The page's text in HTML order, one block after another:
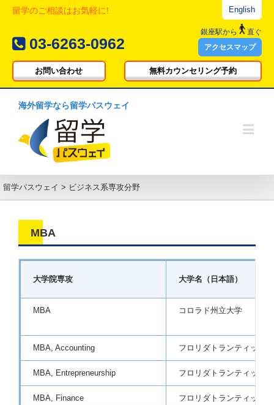
留学のご相談はお気軽に!
03-6263-0962
English
銀座駅から
直ぐ
アクセスマップ
お問い合わせ 無料カウンセリング予約
海外留学なら留学パスウェイ
留学パスウェイ > ビジネス系専攻分野
MBA
大学院専攻 大学名（日本語）
MBA コロラド州立大学
MBA, Accounting フロリダトランティック
MBA, Entrepreneurship フロリダトランティック
MBA, Finance フロリダトランティック